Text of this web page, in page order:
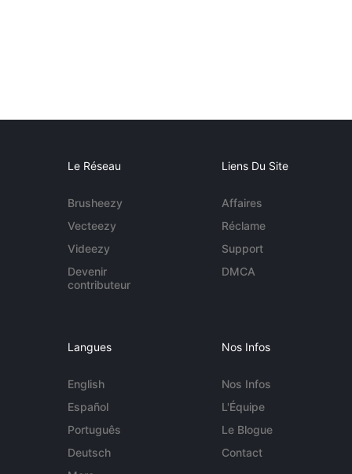
Le Réseau
Brusheezy
Vecteezy
Videezy
Devenir
contributeur
Liens Du Site
Affaires
Réclame
Support
DMCA
Langues
English
Español
Português
Deutsch
Nos Infos
Nos Infos
L'Équipe
Le Blogue
Contact